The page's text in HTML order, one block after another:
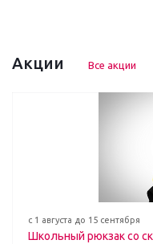
Акции Все акции
с 1 августа до 15 сентября
Школьный рюкзак со